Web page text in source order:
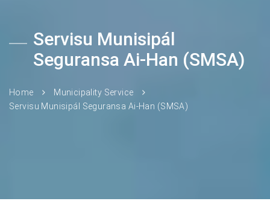
Servisu Munisipál
Seguransa Ai-Han (SMSA)
Home
Municipality Service
Servisu Munisipál Seguransa Ai-Han (SMSA)